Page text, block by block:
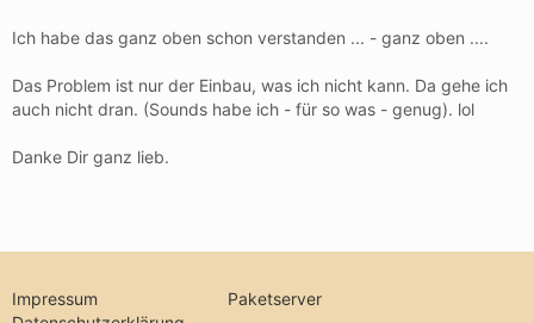
Ich habe das ganz oben schon verstanden ... - ganz oben ....
Das Problem ist nur der Einbau, was ich nicht kann. Da gehe ich
auch nicht dran. (Sounds habe ich - für so was - genug). lol
Danke Dir ganz lieb.
Impressum
Paketserver